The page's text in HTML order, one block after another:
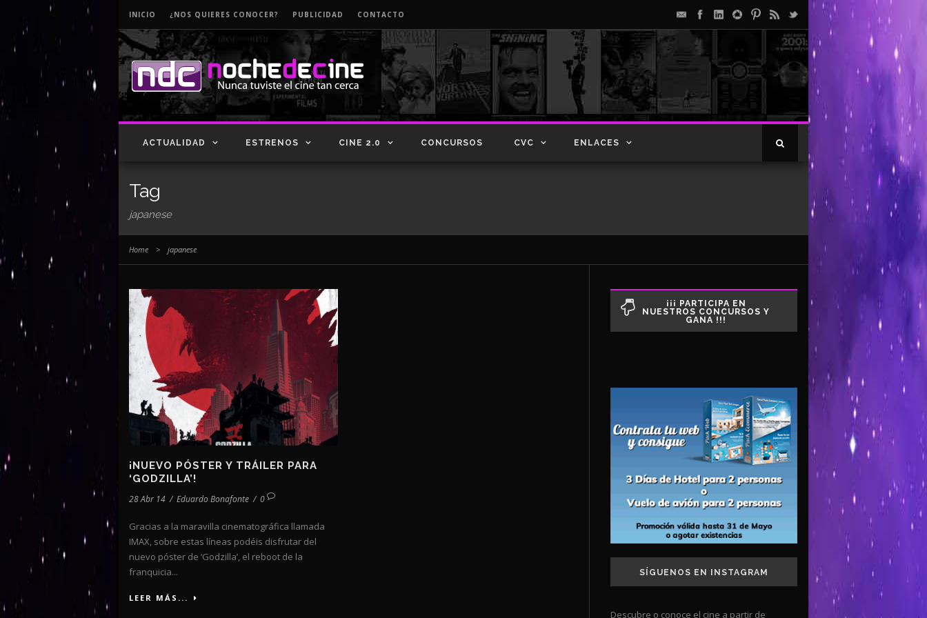
INICIO ¿NOS QUIERES CONOCER? PUBLICIDAD CONTACTO
ACTUALIDAD ESTRENOS CINE 2.0 CONCURSOS CVC ENLACES
Tag
japanese
Home > japanese
¡NUEVO PÓSTER Y TRÁILER PARA
‘GODZILLA’!
28 Abr 14 / Eduardo Bonafonte / 0
Gracias a la maravilla cinematográfica llamada
IMAX, sobre estas líneas podéis disfrutar del
nuevo póster de ‘Godzilla’, el reboot de la
franquicia...
LEER MÁS...
¡¡¡ PARTICIPA EN
NUESTROS CONCURSOS Y
GANA !!!
SÍGUENOS EN INSTAGRAM
Descubre o conoce el cine a partir de